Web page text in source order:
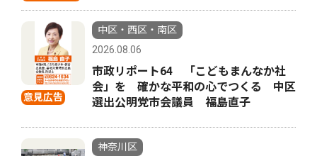
意見広告
中区・西区・南区
2026.08.06
市政リポート64 「こどもまんなか社
会」を 確かな平和の心でつくる 中区
選出公明党市会議員 福島直子
神奈川区